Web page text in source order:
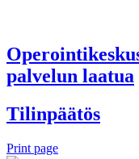
palvelun laatua
Tilinpäätös
Print page